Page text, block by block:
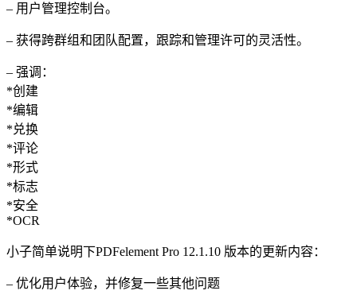
– 用户管理控制台。
– 获得跨群组和团队配置，跟踪和管理许可的灵活性。
– 强调：
*创建
*编辑
*兑换
*评论
*形式
*标志
*安全
*OCR
小子简单说明下PDFelement Pro 12.1.10 版本的更新内容：
– 优化用户体验，并修复一些其他问题